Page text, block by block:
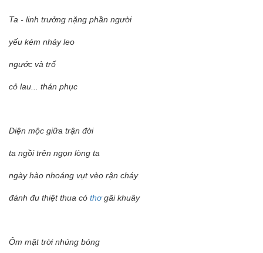
Ta - linh trưởng nặng phần người
yếu kém nhảy leo
ngước và trố
cỏ lau... thán phục
Diện mộc giữa trận đời
ta ngồi trên ngọn lòng ta
ngày hào nhoáng vụt vèo rận cháy
đánh đu thiệt thua có thơgãi khuây
Ôm mặt trời nhúng bóng